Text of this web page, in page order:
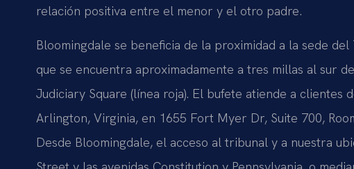
relación positiva entre el menor y el otro padre.
Bloomingdale se beneficia de la proximidad a la sede
que se encuentra aproximadamente a tres millas al sur
Judiciary Square (línea roja). El bufete atiende a clientes
Arlington, Virginia, en 1655 Fort Myer Dr, Suite 700,
Desde Bloomingdale, el acceso al tribunal y a nuestra